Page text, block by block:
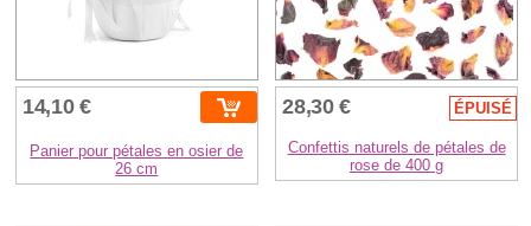
14,10 €
Panier pour pétales en osier de
26 cm
28,30 € ÉPUISÉ
Confettis naturels de pétales de
rose de 400 g